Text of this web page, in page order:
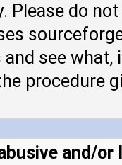
Please do
see
procedure
and/